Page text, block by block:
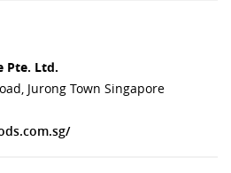
Pte. Ltd.
Jurong Town Singapore